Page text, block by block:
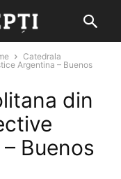
Catedrala
Argentina – Buenos
din
Buenos